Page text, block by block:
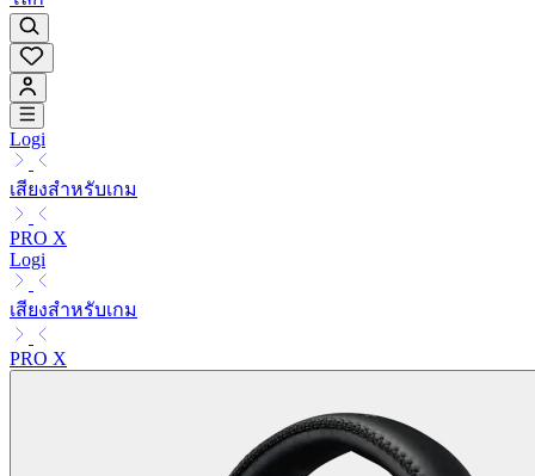
Logi
เสียงสำหรับเกม
PRO X
Logi
เสียงสำหรับเกม
PRO X